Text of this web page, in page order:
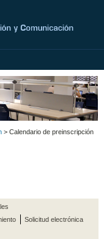
> Calendario de preinscripción
Solicitud electrónica